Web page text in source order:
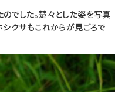
でした。楚々とした姿を写真
クサもこれからが見ごろで